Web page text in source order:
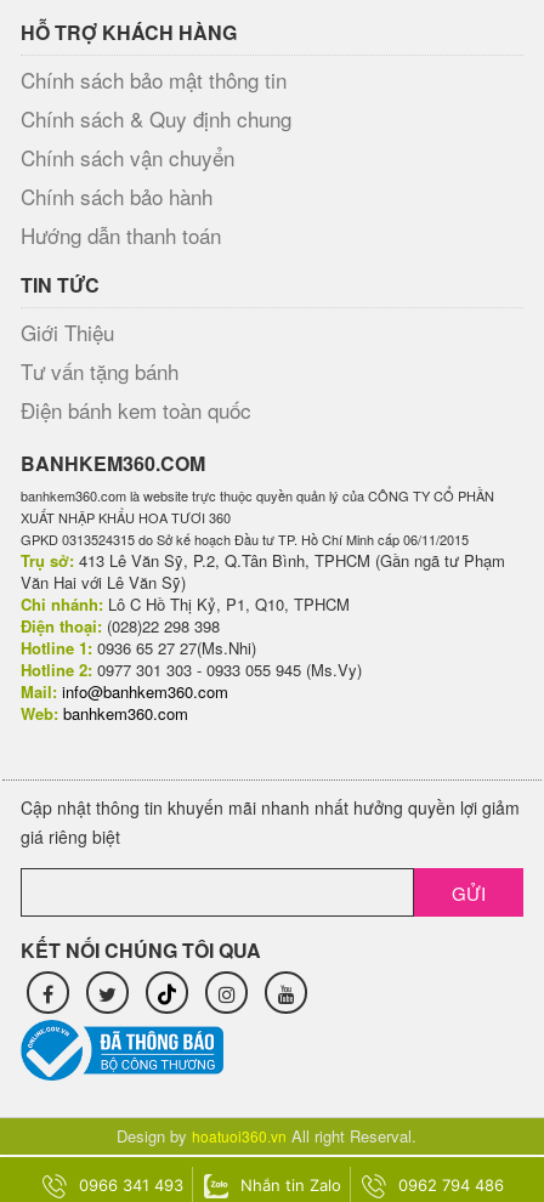
HỖ TRỢ KHÁCH HÀNG
Chính sách bảo mật thông tin
Chính sách & Quy định chung
Chính sách vận chuyển
Chính sách bảo hành
Hướng dẫn thanh toán
TIN TỨC
Giới Thiệu
Tư vấn tặng bánh
Điện bánh kem toàn quốc
BANHKEM360.COM
banhkem360.com là website trực thuộc quyền quản lý của CÔNG TY CỔ PHẦN
XUẤT NHẬP KHẨU HOA TƯƠI 360
GPKD 0313524315 do Sở kế hoạch Đầu tư TP. Hồ Chí Minh cấp 06/11/2015
Trụ sở: 413 Lê Văn Sỹ, P.2, Q.Tân Bình, TPHCM (Gần ngã tư Phạm
Văn Hai với Lê Văn Sỹ)
Chi nhánh: Lô C Hồ Thị Kỷ, P1, Q10, TPHCM
Điện thoại: (028)22 298 398
Hotline 1: 0936 65 27 27(Ms.Nhi)
Hotline 2: 0977 301 303 - 0933 055 945 (Ms.Vy)
Mail: info@banhkem360.com
Web: banhkem360.com
Cập nhật thông tin khuyến mãi nhanh nhất hưởng quyền lợi giảm
giá riêng biệt
GỬI
KẾT NỐI CHÚNG TÔI QUA
Design by hoatuoi360.vn All right Reserval.
0966 341 493 Nhắn tin Zalo 0962 794 486